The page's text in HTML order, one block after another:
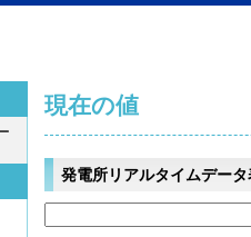
現在の値
発電所リアルタイムデータ